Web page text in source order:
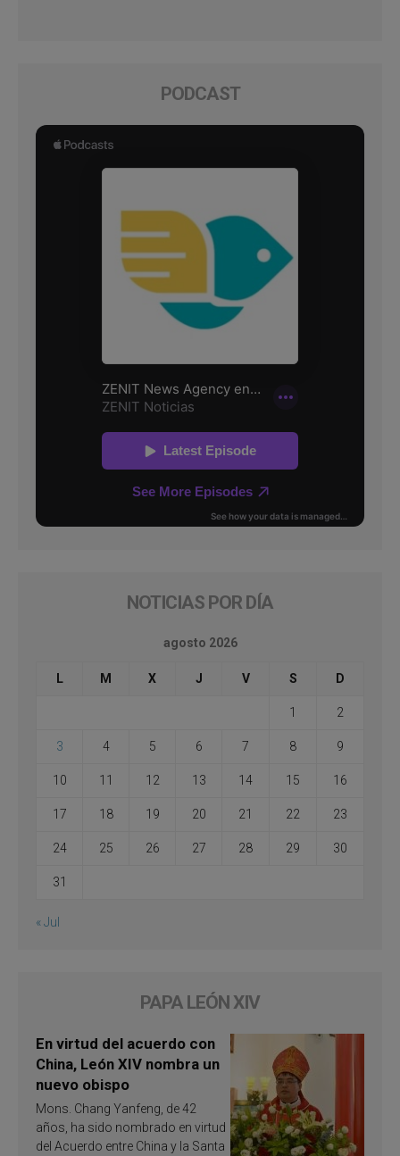
PODCAST
NOTICIAS POR DÍA
agosto 2026
L M X J V S D
1 2
3 4 5 6 7 8 9
10 11 12 13 14 15 16
17 18 19 20 21 22 23
24 25 26 27 28 29 30
31
« Jul
PAPA LEÓN XIV
En virtud del acuerdo con
China, León XIV nombra un
nuevo obispo
Mons. Chang Yanfeng, de 42
años, ha sido nombrado en virtud
del Acuerdo entre China y la Santa